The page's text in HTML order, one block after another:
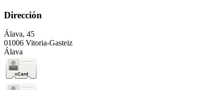
Dirección
Álava, 45
01006 Vitoria-Gasteiz
Álava